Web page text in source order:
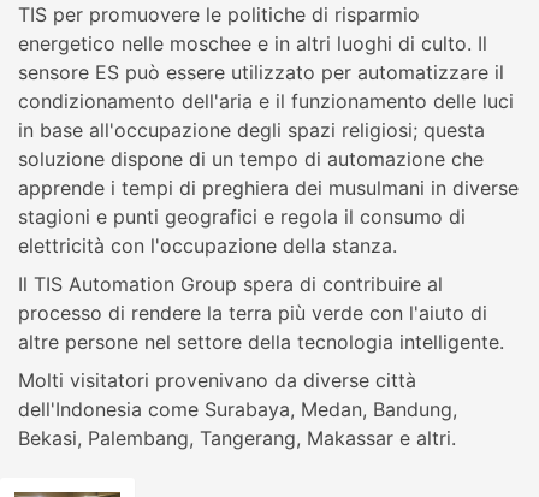
TIS per promuovere le politiche di risparmio
energetico nelle moschee e in altri luoghi di culto. Il
sensore ES può essere utilizzato per automatizzare il
condizionamento dell'aria e il funzionamento delle luci
in base all'occupazione degli spazi religiosi; questa
soluzione dispone di un tempo di automazione che
apprende i tempi di preghiera dei musulmani in diverse
stagioni e punti geografici e regola il consumo di
elettricità con l'occupazione della stanza.
Il TIS Automation Group spera di contribuire al
processo di rendere la terra più verde con l'aiuto di
altre persone nel settore della tecnologia intelligente.
Molti visitatori provenivano da diverse città
dell'Indonesia come Surabaya, Medan, Bandung,
Bekasi, Palembang, Tangerang, Makassar e altri.